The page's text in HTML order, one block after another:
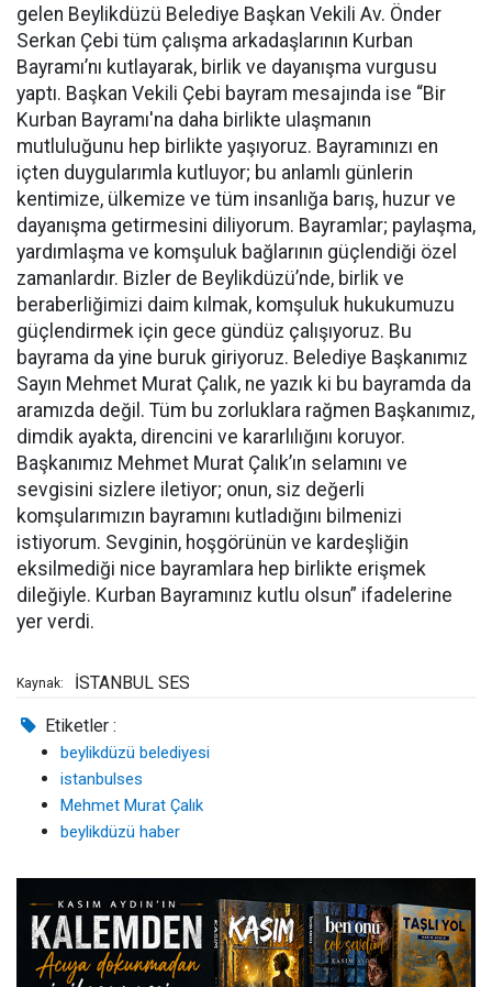
gelen Beylikdüzü Belediye Başkan Vekili Av. Önder
Serkan Çebi tüm çalışma arkadaşlarının Kurban
Bayramı’nı kutlayarak, birlik ve dayanışma vurgusu
yaptı. Başkan Vekili Çebi bayram mesajında ise “Bir
Kurban Bayramı'na daha birlikte ulaşmanın
mutluluğunu hep birlikte yaşıyoruz. Bayramınızı en
içten duygularımla kutluyor; bu anlamlı günlerin
kentimize, ülkemize ve tüm insanlığa barış, huzur ve
dayanışma getirmesini diliyorum. Bayramlar; paylaşma,
yardımlaşma ve komşuluk bağlarının güçlendiği özel
zamanlardır. Bizler de Beylikdüzü’nde, birlik ve
beraberliğimizi daim kılmak, komşuluk hukukumuzu
güçlendirmek için gece gündüz çalışıyoruz. Bu
bayrama da yine buruk giriyoruz. Belediye Başkanımız
Sayın Mehmet Murat Çalık, ne yazık ki bu bayramda da
aramızda değil. Tüm bu zorluklara rağmen Başkanımız,
dimdik ayakta, direncini ve kararlılığını koruyor.
Başkanımız Mehmet Murat Çalık’ın selamını ve
sevgisini sizlere iletiyor; onun, siz değerli
komşularımızın bayramını kutladığını bilmenizi
istiyorum. Sevginin, hoşgörünün ve kardeşliğin
eksilmediği nice bayramlara hep birlikte erişmek
dileğiyle. Kurban Bayramınız kutlu olsun” ifadelerine
yer verdi.
Kaynak: İSTANBUL SES
Etiketler :
beylikdüzü belediyesi
istanbulses
Mehmet Murat Çalık
beylikdüzü haber